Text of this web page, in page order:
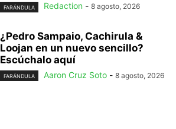
FARÁNDULA Redaction - 8 agosto, 2026
¿Pedro Sampaio, Cachirula &
Loojan en un nuevo sencillo?
Escúchalo aquí
FARÁNDULA Aaron Cruz Soto - 8 agosto, 2026